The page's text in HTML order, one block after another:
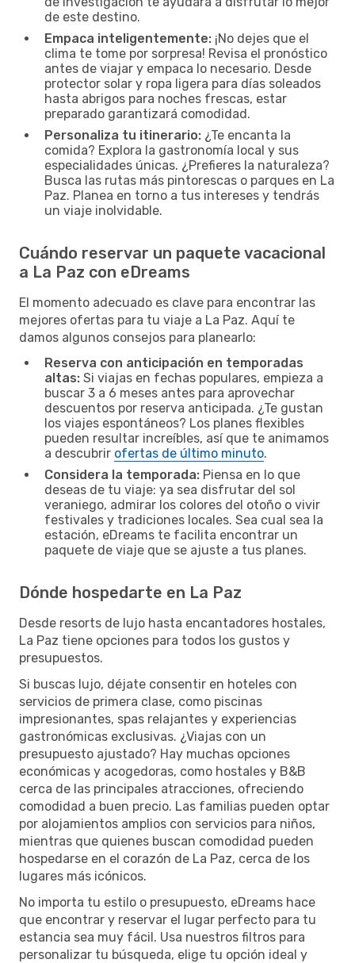
de este destino.
Empaca inteligentemente: ¡No dejes que el
clima te tome por sorpresa! Revisa el pronóstico
antes de viajar y empaca lo necesario. Desde
protector solar y ropa ligera para días soleados
hasta abrigos para noches frescas, estar
preparado garantizará comodidad.
Personaliza tu itinerario: ¿Te encanta la
comida? Explora la gastronomía local y sus
especialidades únicas. ¿Prefieres la naturaleza?
Busca las rutas más pintorescas o parques en La
Paz. Planea en torno a tus intereses y tendrás
un viaje inolvidable.
Cuándo reservar un paquete vacacional
a La Paz con eDreams
El momento adecuado es clave para encontrar las
mejores ofertas para tu viaje a La Paz. Aquí te
damos algunos consejos para planearlo:
Reserva con anticipación en temporadas
altas: Si viajas en fechas populares, empieza a
buscar 3 a 6 meses antes para aprovechar
descuentos por reserva anticipada. ¿Te gustan
los viajes espontáneos? Los planes flexibles
pueden resultar increíbles, así que te animamos
a descubrir ofertas de último minuto.
Considera la temporada: Piensa en lo que
deseas de tu viaje: ya sea disfrutar del sol
veraniego, admirar los colores del otoño o vivir
festivales y tradiciones locales. Sea cual sea la
estación, eDreams te facilita encontrar un
paquete de viaje que se ajuste a tus planes.
Dónde hospedarte en La Paz
Desde resorts de lujo hasta encantadores hostales,
La Paz tiene opciones para todos los gustos y
presupuestos.
Si buscas lujo, déjate consentir en hoteles con
servicios de primera clase, como piscinas
impresionantes, spas relajantes y experiencias
gastronómicas exclusivas. ¿Viajas con un
presupuesto ajustado? Hay muchas opciones
económicas y acogedoras, como hostales y B&B
cerca de las principales atracciones, ofreciendo
comodidad a buen precio. Las familias pueden optar
por alojamientos amplios con servicios para niños,
mientras que quienes buscan comodidad pueden
hospedarse en el corazón de La Paz, cerca de los
lugares más icónicos.
No importa tu estilo o presupuesto, eDreams hace
que encontrar y reservar el lugar perfecto para tu
estancia sea muy fácil. Usa nuestros filtros para
personalizar tu búsqueda, elige tu opción ideal y